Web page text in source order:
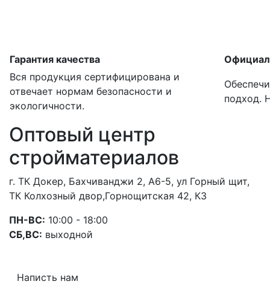
Гарантия качества
Вся продукция сертифицирована и
отвечает нормам безопасности и
экологичности.
подход.
Оптовый центр
стройматериалов
г. ТК Докер, Бахчиванджи 2, А6-5, ул Горный щит,
ТК Колхозный двор,Горнощитская 42, К3
ПН-ВС: 10:00 - 18:00
СБ,ВС: выходной
Написть нам